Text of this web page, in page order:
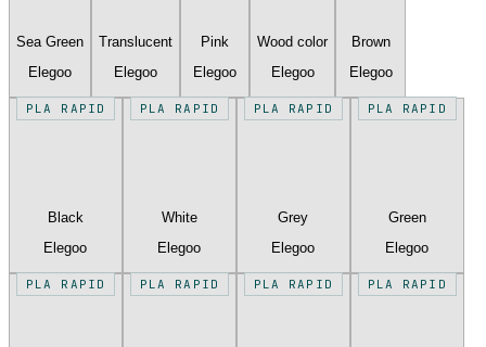
Sea Green
Elegoo
Translucent
Elegoo
Pink
Elegoo
Wood color
Elegoo
Brown
Elegoo
PLA RAPID
Black
Elegoo
PLA RAPID
White
Elegoo
PLA RAPID
Grey
Elegoo
PLA RAPID
Green
Elegoo
PLA RAPID PLA RAPID PLA RAPID PLA RAPID